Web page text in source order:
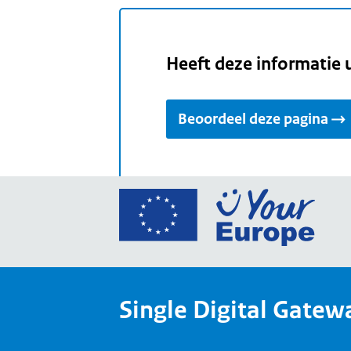
Heeft deze informatie
Beoordeel deze pagina
Ga
Your
Single Digital